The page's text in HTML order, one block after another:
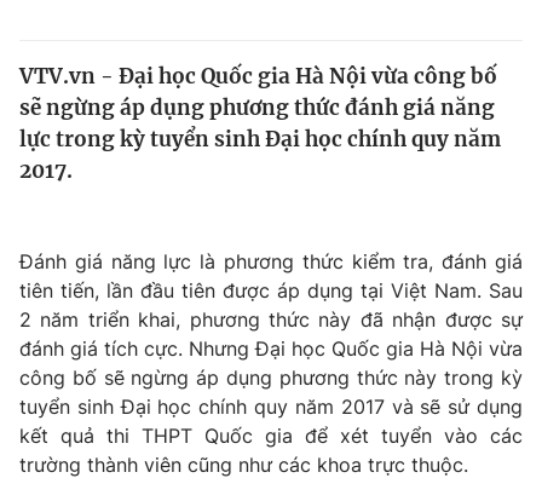
Thế giới
Tin tức
Thế giới đó đây
Kinh tế
Thị trường
Góc doanh nghiệp
Truyền hình
Phim VTV
Hậu trường
Nhân vật
Giải trí
Điện ảnh
Âm nhạc
Đời sống
VTV.vn - Đại học Quốc gia Hà Nội vừa công bố
sẽ ngừng áp dụng phương thức đánh giá năng
lực trong kỳ tuyển sinh Đại học chính quy năm
2017.
Đánh giá năng lực là phương thức kiểm tra, đánh giá
tiên tiến, lần đầu tiên được áp dụng tại Việt Nam. Sau
2 năm triển khai, phương thức này đã nhận được sự
đánh giá tích cực. Nhưng Đại học Quốc gia Hà Nội vừa
công bố sẽ ngừng áp dụng phương thức này trong kỳ
tuyển sinh Đại học chính quy năm 2017 và sẽ sử dụng
kết quả thi THPT Quốc gia để xét tuyển vào các
trường thành viên cũng như các khoa trực thuộc.